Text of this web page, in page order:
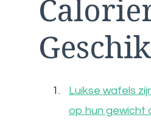
Luikse wafels
op hun gewicht